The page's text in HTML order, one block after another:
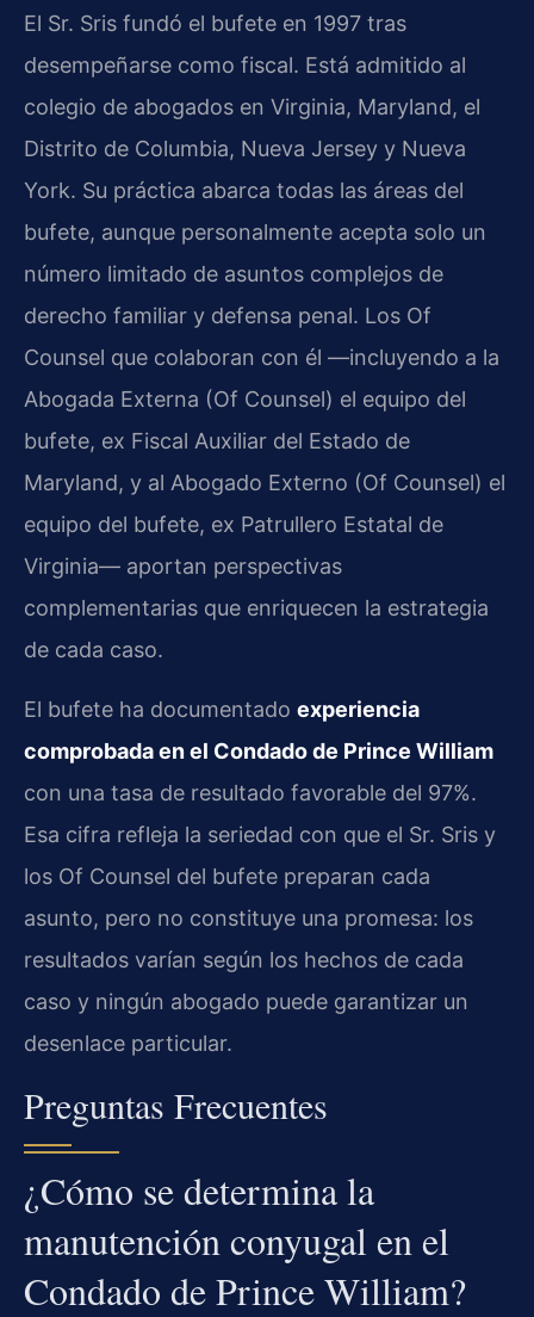
El Sr. Sris fundó el bufete en 1997 tras
desempeñarse como fiscal. Está admitido al
colegio de abogados en Virginia, Maryland, el
Distrito de Columbia, Nueva Jersey y Nueva
York. Su práctica abarca todas las áreas del
bufete, aunque personalmente acepta solo un
número limitado de asuntos complejos de
derecho familiar y defensa penal. Los Of
Counsel que colaboran con él —incluyendo a la
Abogada Externa (Of Counsel) el equipo del
bufete, ex Fiscal Auxiliar del Estado de
Maryland, y al Abogado Externo (Of Counsel) el
equipo del bufete, ex Patrullero Estatal de
Virginia— aportan perspectivas
complementarias que enriquecen la estrategia
de cada caso.
El bufete ha documentado experiencia
comprobada en el Condado de Prince William
con una tasa de resultado favorable del 97%.
Esa cifra refleja la seriedad con que el Sr. Sris y
los Of Counsel del bufete preparan cada
asunto, pero no constituye una promesa: los
resultados varían según los hechos de cada
caso y ningún abogado puede garantizar un
desenlace particular.
Preguntas Frecuentes
¿Cómo se determina la
manutención conyugal en el
Condado de Prince William?